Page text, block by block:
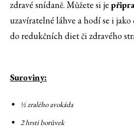
zdravé snídaně. Můžete si je
uzavíratelné láhve a hodí se i
do redukčních diet či zdravého
Suroviny:
½ zralého avokáda
2 hrsti borůvek